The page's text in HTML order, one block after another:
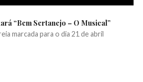
“Bem Sertanejo – O Musical”
marcada para o dia 21 de abril